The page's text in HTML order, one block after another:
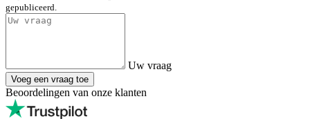
Die Version V2 bringt vor allem kleine Verbesserungen gegenüber
V1: präzisere und gleichmäßigere Distribution, bessere Konsistenz
Generation, das Grundprinzip bleibt gleich.
Im Lieferumfang enthalten:
- mechanischer WDT-Tool PUQpress Navigator
- Ablage-/Standfuß